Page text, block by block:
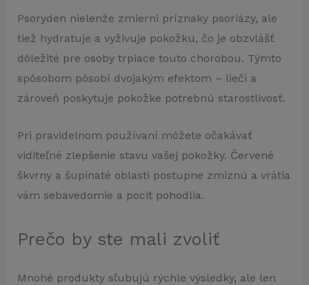
Psoryden nielenže zmierni príznaky psoriázy, ale
tiež hydratuje a vyživuje pokožku, čo je obzvlášť
dôležité pre osoby trpiace touto chorobou. Týmto
spôsobom pôsobí dvojakým efektom – lieči a
zároveň poskytuje pokožke potrebnú starostlivosť.
Pri pravidelnom používaní môžete očakávať
viditeľné zlepšenie stavu vašej pokožky. Červené
škvrny a šupinaté oblasti postupne zmiznú a vrátia
vám sebavedomie a pocit pohodlia.
Prečo by ste mali zvoliť
Mnohé produkty sľubujú rýchle výsledky, ale len